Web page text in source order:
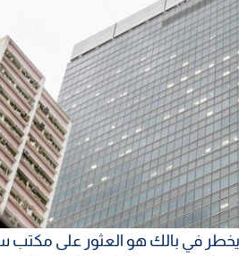
يخطر في بالك هو العثور على مكتب